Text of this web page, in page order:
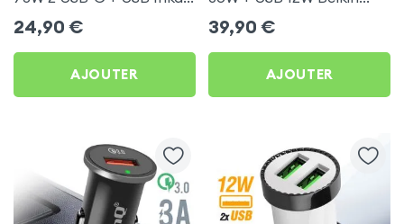
Noir pour Samsung
Galaxy Watch
24,90 €
AJOUTER
pour Samsung Galaxy
Watch
39,90 €
AJOUTER